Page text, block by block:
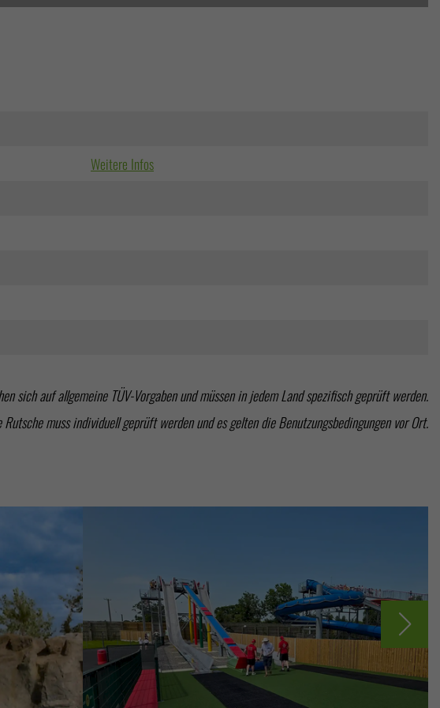
Weitere Infos
sich auf allgemeine TÜV-Vorgaben und müssen in jedem Land spezifisch geprüft werden.
Rutsche muss individuell geprüft werden und es gelten die Benutzungsbedingungen vor Ort.